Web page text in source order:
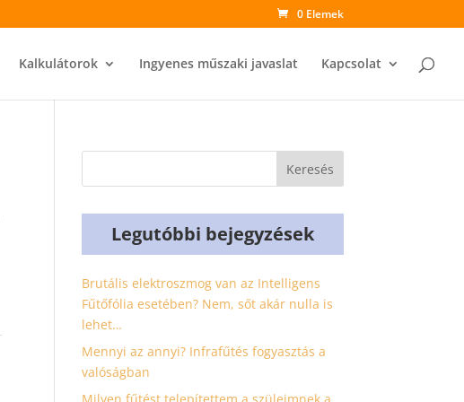
0 Elemek
Kalkulátorok Ingyenes műszaki javaslat Kapcsolat
Legutóbbi bejegyzések
Brutális elektroszmog van az Intelligens
Fűtőfólia esetében? Nem, sőt akár nulla is
lehet…
Mennyi az annyi? Infrafűtés fogyasztás a
valóságban